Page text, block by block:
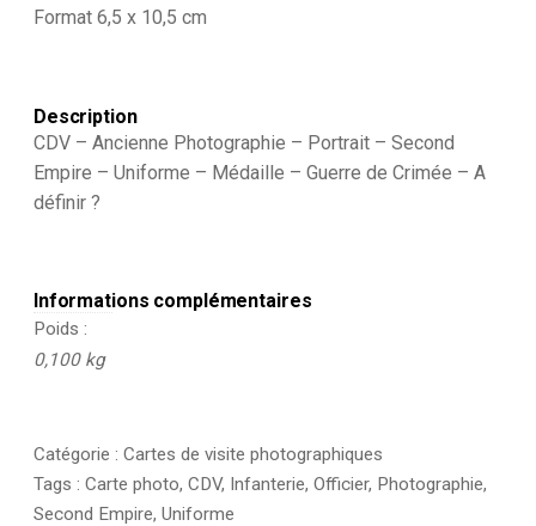
Uniforme
définir
?
Format 6,5 x 10,5 cm
Description
CDV – Ancienne Photographie – Portrait – Second
Empire – Uniforme – Médaille – Guerre de Crimée – A
définir ?
Informations complémentaires
Poids
0,100 kg
Catégorie : Cartes de visite photographiques
Tags : Carte photo, CDV, Infanterie, Officier, Photographie,
Second Empire, Uniforme